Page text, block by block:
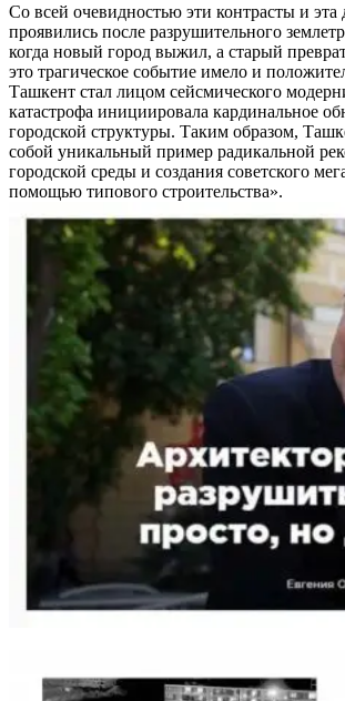
Со всей очевидностью эти контрасты и эта
проявились после разрушительного
когда новый город выжил, а старый
это трагическое событие имело и
Ташкент стал лицом cейсмического
катастрофа инициировала кардинальное
городской структуры. Таким образом,
собой уникальный пример радикальной
городской среды и создания советского
помощью типового строительства».